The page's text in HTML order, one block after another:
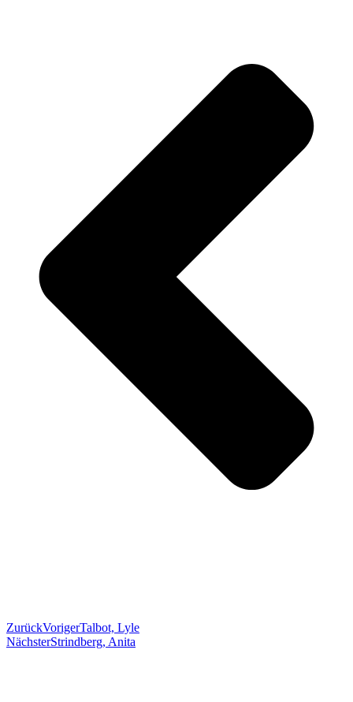
ZurückVorigerTalbot, Lyle
NächsterStrindberg, Anita